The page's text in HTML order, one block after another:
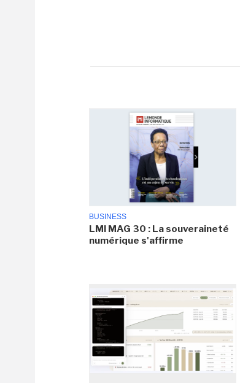
BUSINESS
LMI MAG 30 : La souveraineté
numérique s'affirme